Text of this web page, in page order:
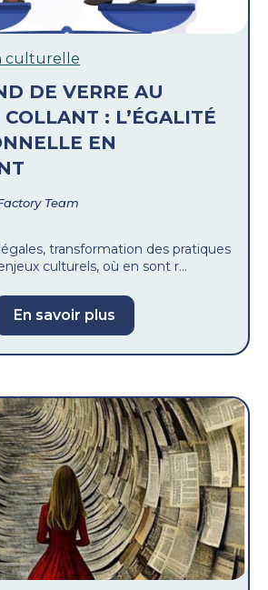
culturelle
DE VERRE AU
: L’ÉGALITÉ
EN
Team
transformation des pratiques
culturels, où en sont r...
En savoir plus